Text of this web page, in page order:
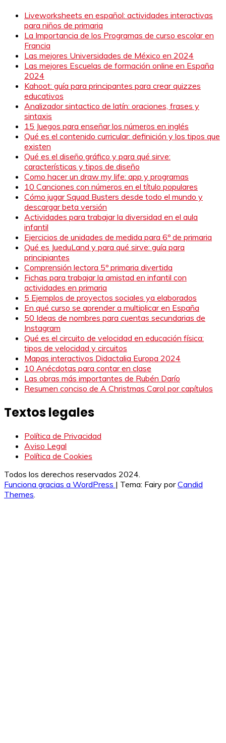
Liveworksheets en español: actividades interactivas
para niños de primaria
La Importancia de los Programas de curso escolar en
Francia
Las mejores Universidades de México en 2024
Las mejores Escuelas de formación online en España
2024
Kahoot: guía para principantes para crear quizzes
educativos
Analizador sintactico de latín: oraciones, frases y
sintaxis
15 Juegos para enseñar los números en inglés
Qué es el contenido curricular: definición y los tipos que
existen
Qué es el diseño gráfico y para qué sirve:
características y tipos de diseño
Como hacer un draw my life: app y programas
10 Canciones con números en el título populares
Cómo jugar Squad Busters desde todo el mundo y
descargar beta versión
Actividades para trabajar la diversidad en el aula
infantil
Ejercicios de unidades de medida para 6º de primaria
Qué es JueduLand y para qué sirve: guía para
principiantes
Comprensión lectora 5º primaria divertida
Fichas para trabajar la amistad en infantil con
actividades en primaria
5 Ejemplos de proyectos sociales ya elaborados
En qué curso se aprender a multiplicar en España
50 Ideas de nombres para cuentas secundarias de
Instagram
Qué es el circuito de velocidad en educación física:
tipos de velocidad y circuitos
Mapas interactivos Didactalia Europa 2024
10 Anécdotas para contar en clase
Las obras más importantes de Rubén Darío
Resumen conciso de A Christmas Carol por capítulos
Textos legales
Política de Privacidad
Aviso Legal
Política de Cookies
Todos los derechos reservados 2024.
Funciona gracias a WordPress | Tema: Fairy porCandid
Themes.